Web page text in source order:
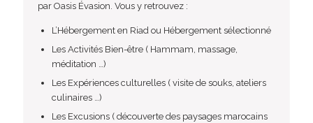
par Oasis Évasion. Vous y retrouvez :
L’Hébergement en Riad ou Hébergement sélectionné
Les Activités Bien-être ( Hammam, massage,
méditation …)
Les Expériences culturelles ( visite de souks, ateliers
culinaires …)
Les Excusions ( découverte des paysages marocains